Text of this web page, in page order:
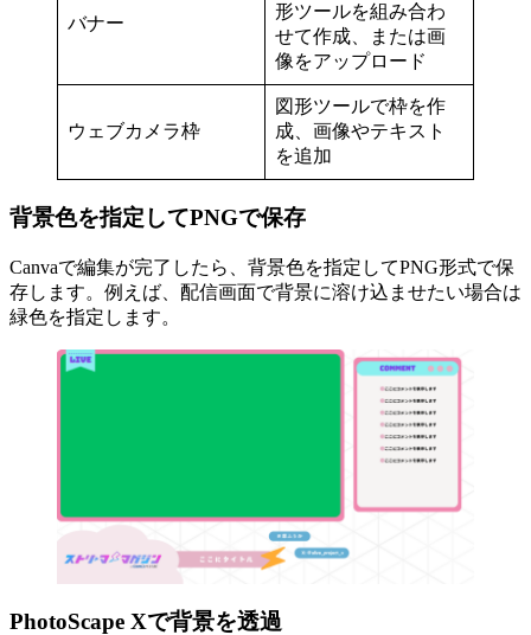
バナー
形ツールを組み合わ
せて作成、または画
像をアップロード
ウェブカメラ枠
図形ツールで枠を作
成、画像やテキスト
を追加
背景色を指定してPNGで保存
Canvaで編集が完了したら、背景色を指定してPNG形式で保
存します。例えば、配信画面で背景に溶け込ませたい場合は
緑色を指定します。
PhotoScape Xで背景を透過